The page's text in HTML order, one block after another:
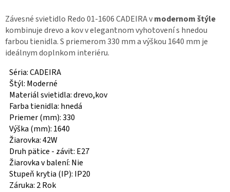
Závesné svietidlo Redo 01-1606 CADEIRA vmodernom štýle
kombinuje drevo a kov v elegantnom vyhotovení s hnedou
farbou tienidla. S priemerom 330 mm a výškou 1640 mm je
ideálnym doplnkom interiéru.
Séria: CADEIRA
Štýl: Moderné
Materiál svietidla: drevo,kov
Farba tienidla: hnedá
Priemer (mm): 330
Výška (mm): 1640
Žiarovka: 42W
Druh pätice - závit: E27
Žiarovka v balení: Nie
Stupeň krytia (IP): IP20
Záruka: 2 Rok